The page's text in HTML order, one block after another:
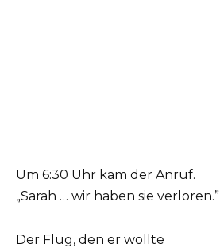
Um 6:30 Uhr kam der Anruf.
„Sarah … wir haben sie verloren.”
Der Flug, den er wollte